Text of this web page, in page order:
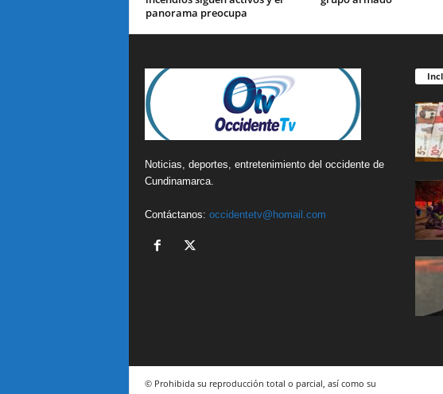
panorama preocupa
Noticias, deportes, entretenimiento del occidente de
Cundinamarca.
Contáctanos: occidentetv@homail.com
© Prohibida su reproducción total o parcial, así como su